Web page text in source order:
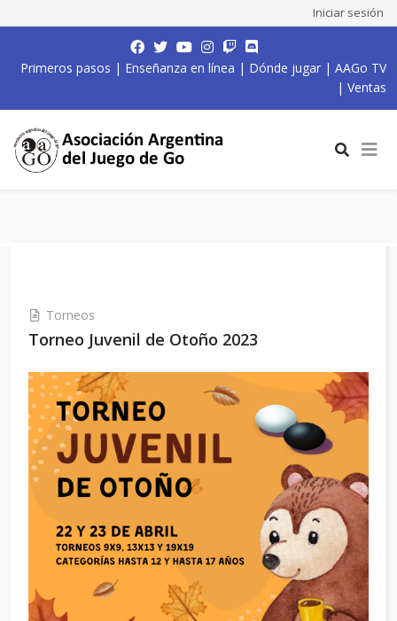
Iniciar sesión
Primeros pasos | Enseñanza en línea | Dónde jugar | AAGo TV
| Ventas
Torneos
Torneo Juvenil de Otoño 2023